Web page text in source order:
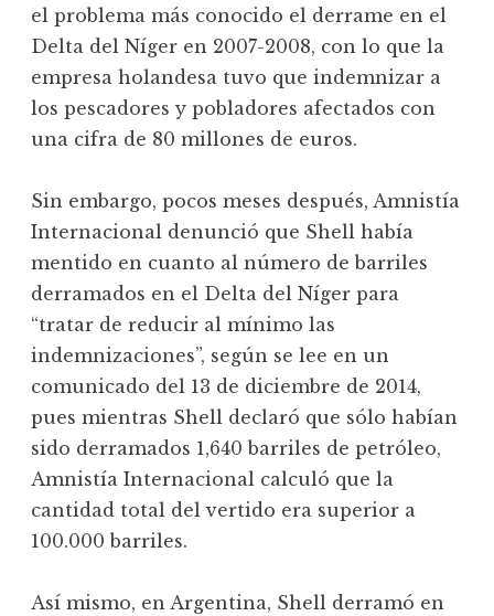
el problema más conocido el derrame en el
Delta del Níger en 2007-2008, con lo que la
empresa holandesa tuvo que indemnizar a
los pescadores y pobladores afectados con
una cifra de 80 millones de euros.
Sin embargo, pocos meses después, Amnistía
Internacional denunció que Shell había
mentido en cuanto al número de barriles
derramados en el Delta del Níger para
“tratar de reducir al mínimo las
indemnizaciones”, según se lee en un
comunicado del 13 de diciembre de 2014,
pues mientras Shell declaró que sólo habían
sido derramados 1,640 barriles de petróleo,
Amnistía Internacional calculó que la
cantidad total del vertido era superior a
100.000 barriles.
Así mismo, en Argentina, Shell derramó en